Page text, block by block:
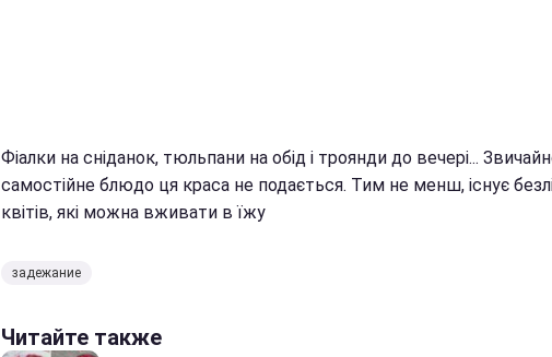
Фіалки на сніданок, тюльпани на обід і троянди до вечері...
самостійне блюдо ця краса не подається. Тим не менш, існує
квітів, які можна вживати в їжу
задежание
Читайте также